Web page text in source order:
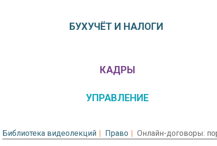
БУХУЧЁТ И НАЛОГИ
КАДРЫ
УПРАВЛЕНИЕ
Библиотека видеолекций Право Онлайн-договоры: